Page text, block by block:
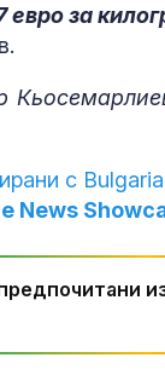
евро за
с
News